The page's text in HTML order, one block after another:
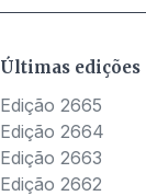
Últimas edições
Edição 2665
Edição 2664
Edição 2663
Edição 2662